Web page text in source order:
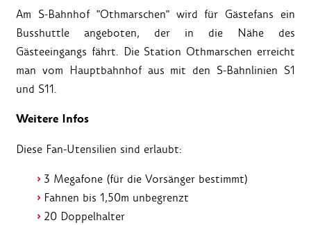
Am S-Bahnhof "Othmarschen" wird für Gästefans ein
Busshuttle angeboten, der in die Nähe des
Gästeeingangs fährt. Die Station Othmarschen erreicht
man vom Hauptbahnhof aus mit den S-Bahnlinien S1
und S11.
Weitere Infos
Diese Fan-Utensilien sind erlaubt:
3 Megafone (für die Vorsänger bestimmt)
Fahnen bis 1,50m unbegrenzt
20 Doppelhalter